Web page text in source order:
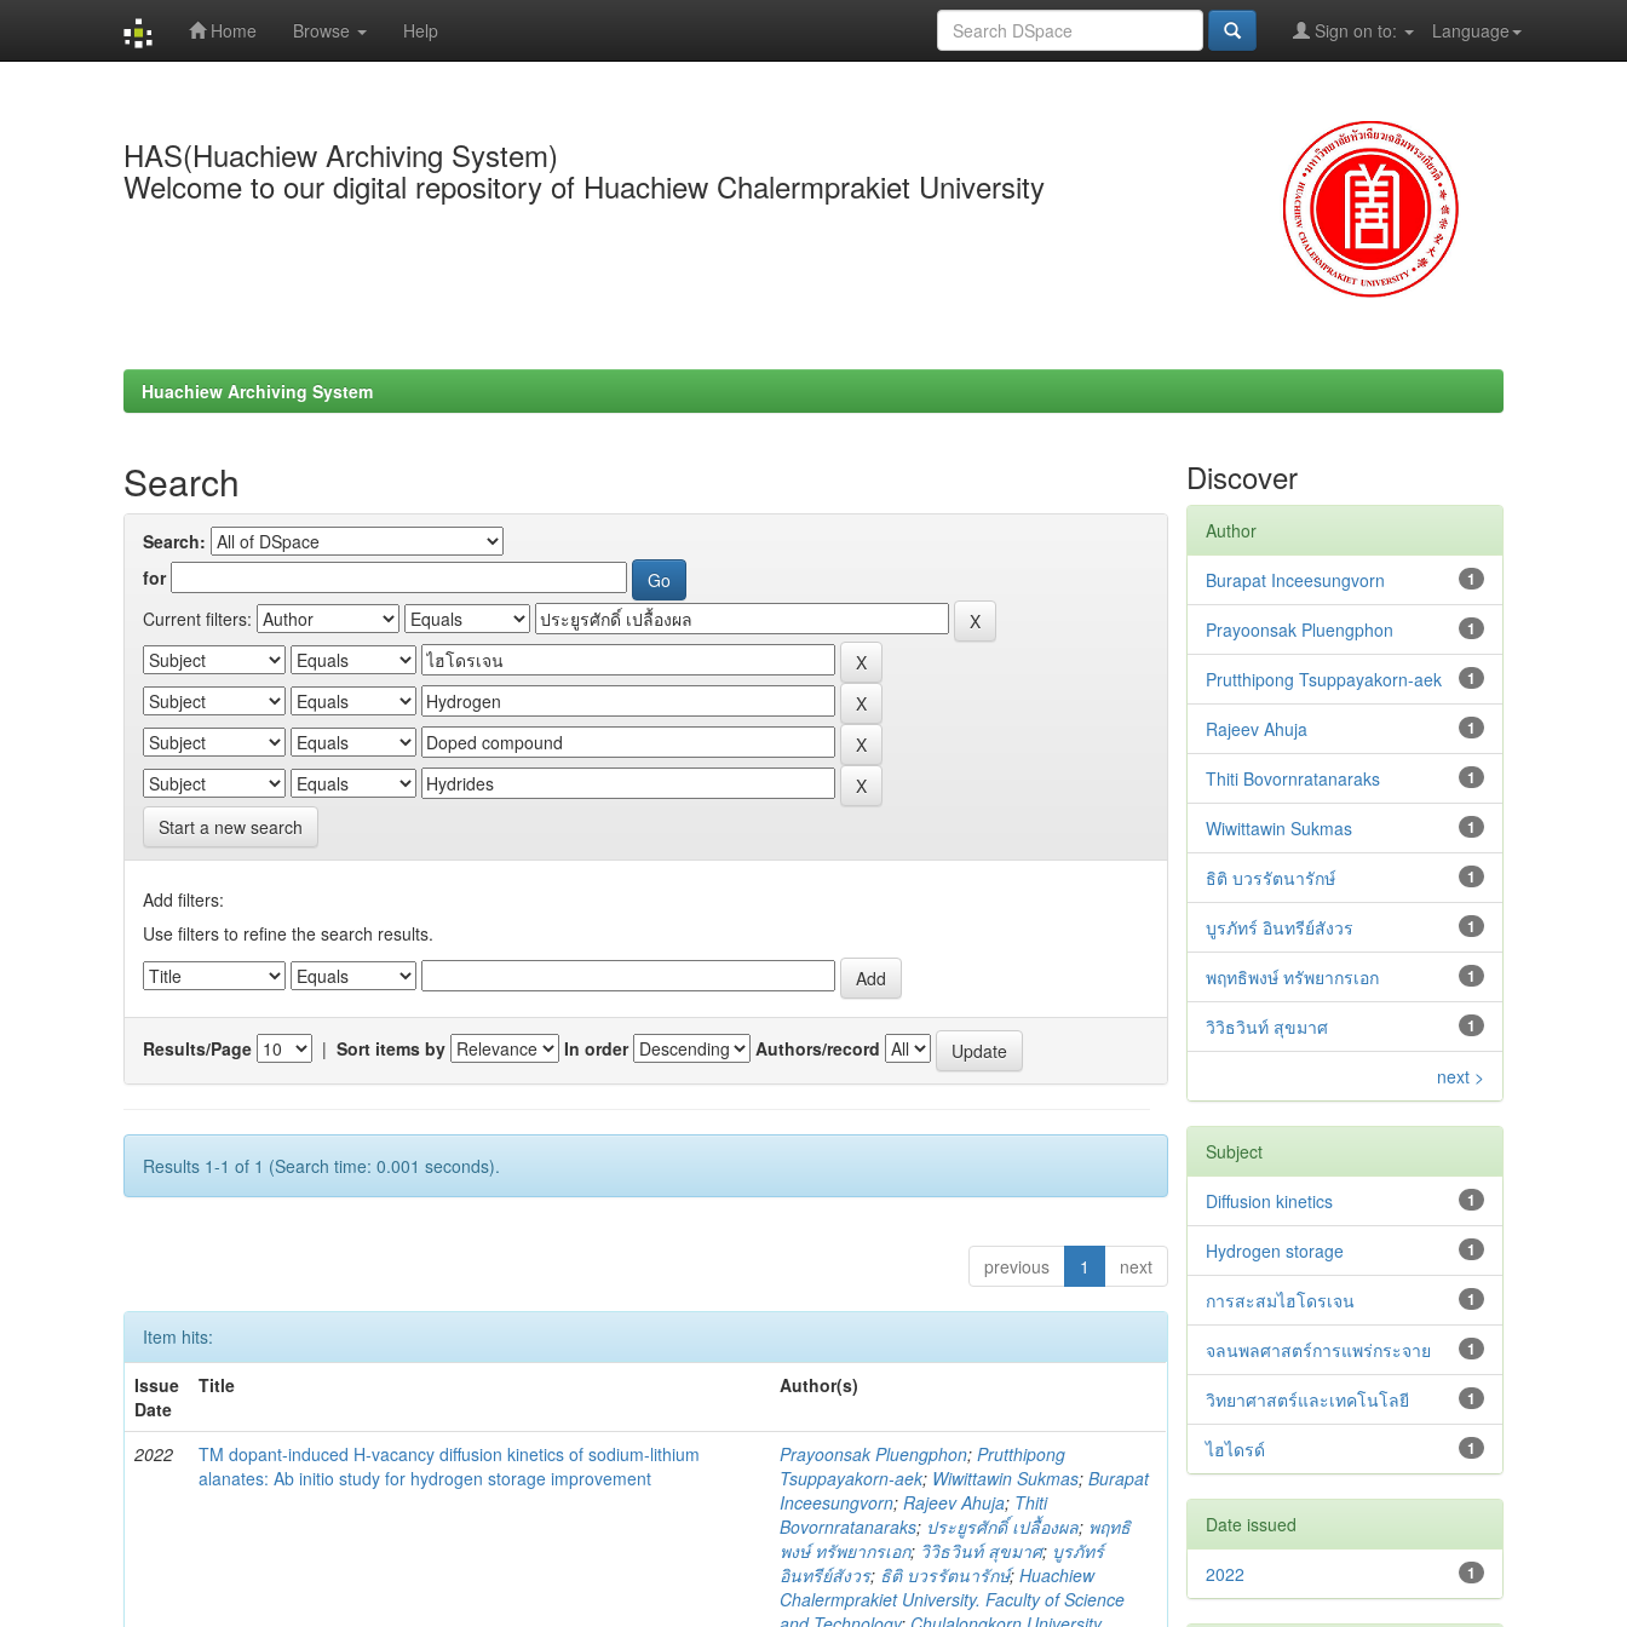
Home Browse Help Language
Sign on to:
HAS(Huachiew Archiving System)
Welcome to our digital repository of Huachiew Chalermprakiet University
Huachiew Archiving System
Search
Search:
for
Current filters:
Start a new search
Add filters:
Use filters to refine the search results.
Results/Page | Sort items by In order Authors/record
Results 1-1 of 1 (Search time: 0.001 seconds).
previous 1 next
Item hits:
Issue
Date
Title Author(s)
2022
TM dopant-induced H-vacancy diffusion kinetics of sodium-lithium
alanates: Ab initio study for hydrogen storage improvement
Prayoonsak Pluengphon;Prutthipong
Tsuppayakorn-aek; Wiwittawin Sukmas;Burapat
Inceesungvorn;Rajeev Ahuja; Thiti
Bovornratanaraks; ประยูรศักดิ์ เปลื้องผล; พฤทธิ
พงษ์ ทรัพยากรเอก; วิวิธวินท์ สุขมาศ; บูรภัทร์
อินทรีย์สังวร; ธิติ บวรรัตนารักษ์;Huachiew
Chalermprakiet University. Faculty of Science
Discover
Author
1
Burapat Inceesungvorn
1
Prayoonsak Pluengphon
1
Prutthipong Tsuppayakorn-aek
1
Rajeev Ahuja
1
Thiti Bovornratanaraks
1
Wiwittawin Sukmas
1
ธิติ บวรรัตนารักษ์
1
บูรภัทร์ อินทรีย์สังวร
1
พฤทธิพงษ์ ทรัพยากรเอก
1
วิวิธวินท์ สุขมาศ
next >
Subject
1
Diffusion kinetics
1
Hydrogen storage
1
การสะสมไฮโดรเจน
1
จลนพลศาสตร์การแพร่กระจาย
1
วิทยาศาสตร์และเทคโนโลยี
1
ไฮไดรด์
Date issued
1
2022